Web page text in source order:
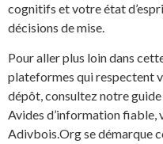
cognitifs et votre état
décisions de mise.
Pour aller plus loin dans
plateformes qui respectent
dépôt, consultez notre guide
Avides d’information fiable,
Adivbois.Org se démarque